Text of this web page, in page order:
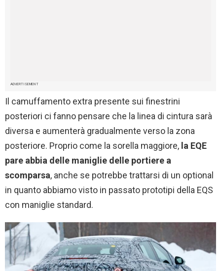
ADVERTISEMENT
Il camuffamento extra presente sui finestrini
posteriori ci fanno pensare che la linea di cintura sarà
diversa e aumenterà gradualmente verso la zona
posteriore. Proprio come la sorella maggiore, la EQE
pare abbia delle maniglie delle portiere a
scomparsa, anche se potrebbe trattarsi di un optional
in quanto abbiamo visto in passato prototipi della EQS
con maniglie standard.